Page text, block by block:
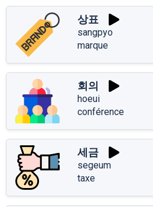
상표
sangpyo
marque
회의
hoeui
conférence
세금
segeum
taxe